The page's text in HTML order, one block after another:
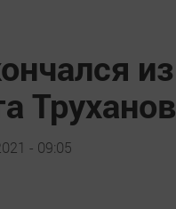
Труханов
- 09:05